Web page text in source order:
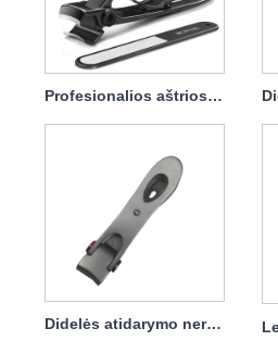
Profesionalios aštrios nagų kirpimo mašinėlės, skirtos moteriai, vyrui, augintiniui
Didelės atidarymo nerūdijančio plieno nagų kirpimo mašinėlės yra atsparūs purslams